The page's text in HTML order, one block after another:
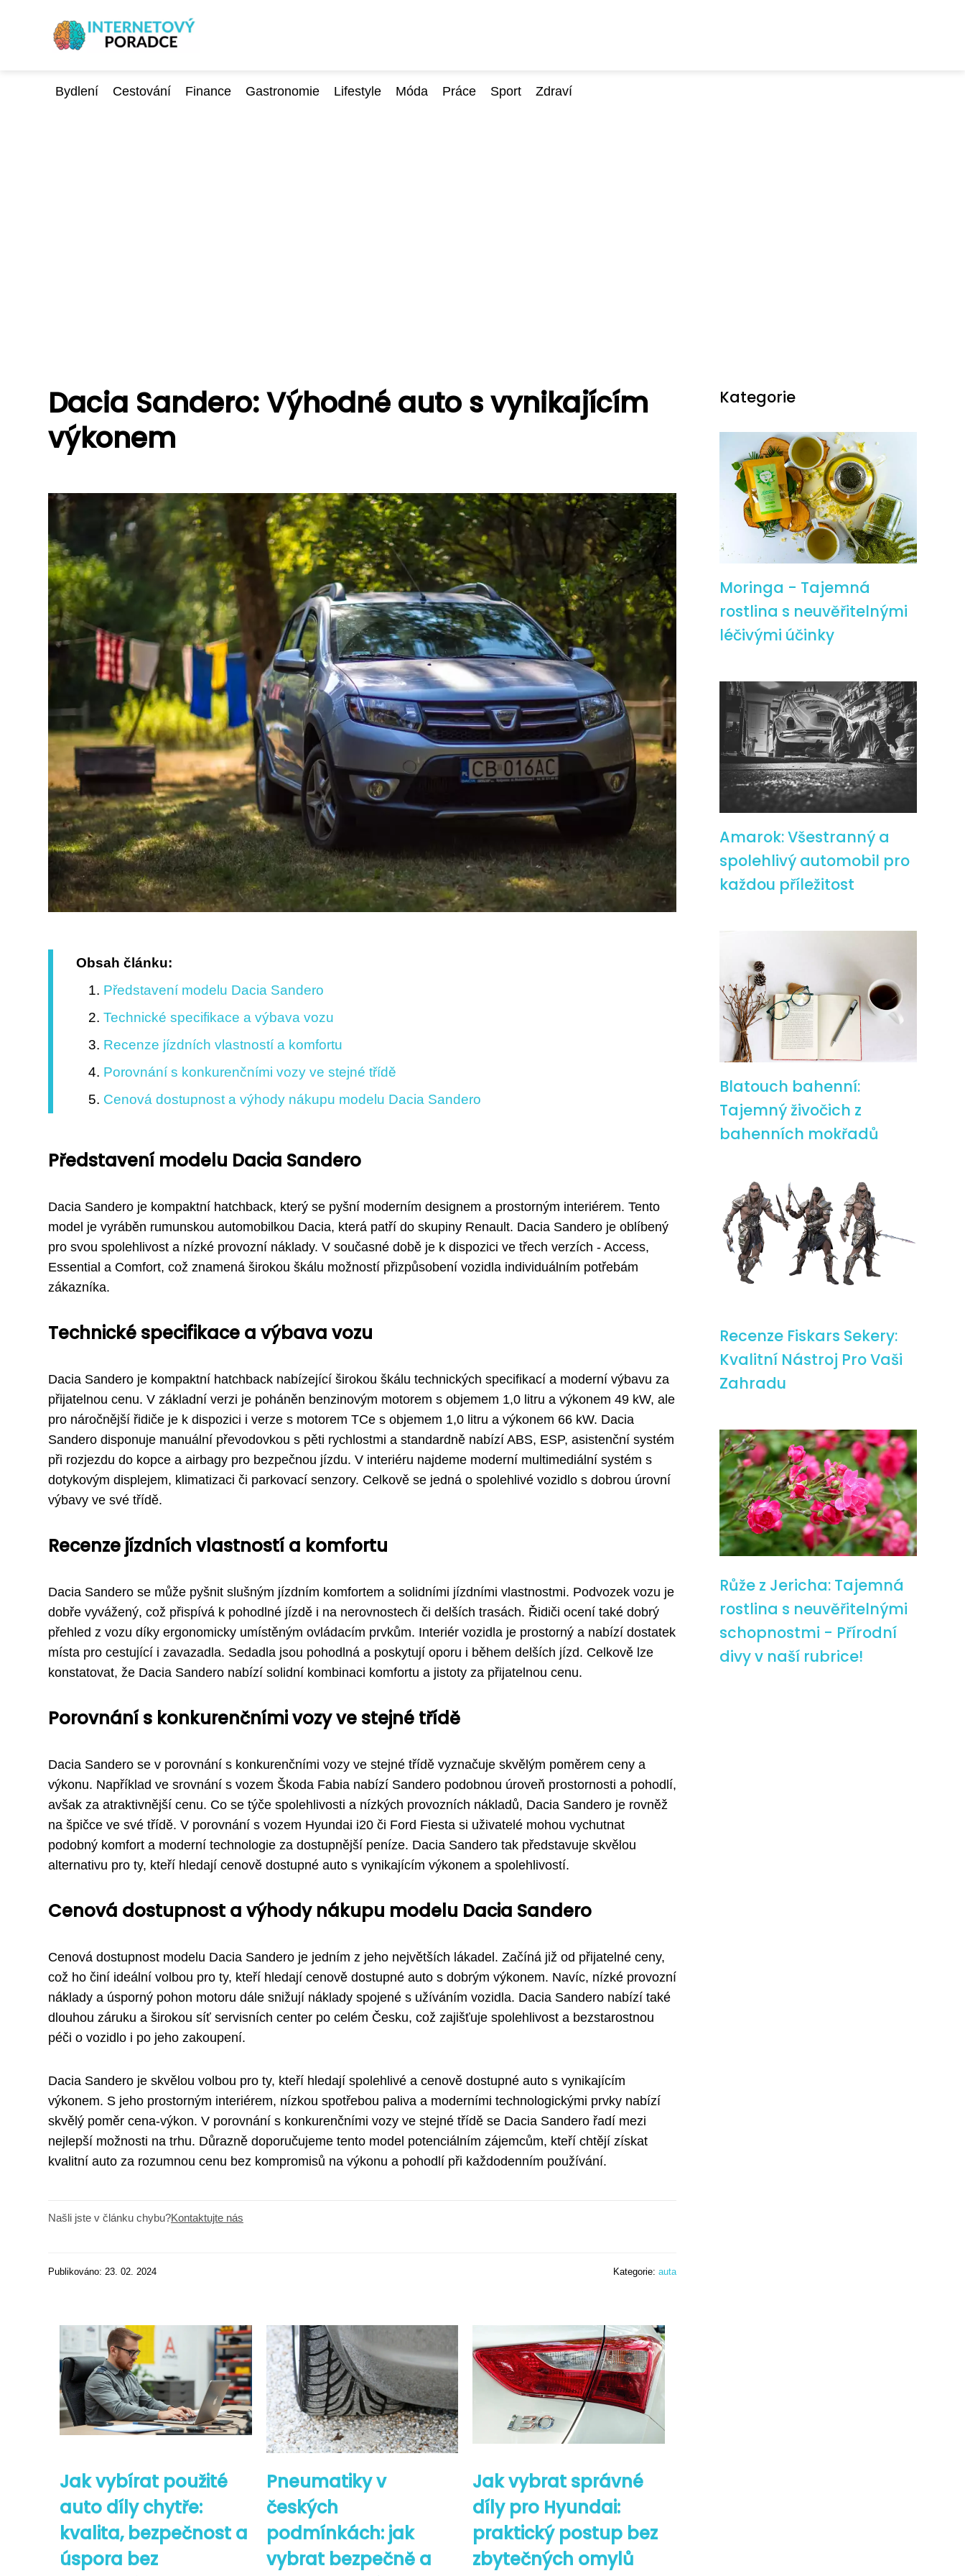
Bydlení Cestování Finance Gastronomie Lifestyle Móda Práce Sport Zdraví
Dacia Sandero: Výhodné auto s vynikajícím
výkonem
Obsah článku:
Představení modelu Dacia Sandero
Technické specifikace a výbava vozu
Recenze jízdních vlastností a komfortu
Porovnání s konkurenčními vozy ve stejné třídě
Cenová dostupnost a výhody nákupu modelu Dacia Sandero
Představení modelu Dacia Sandero
Dacia Sandero je kompaktní hatchback, který se pyšní moderním designem a prostorným interiérem. Tento
model je vyráběn rumunskou automobilkou Dacia, která patří do skupiny Renault. Dacia Sandero je oblíbený
pro svou spolehlivost a nízké provozní náklady. V současné době je k dispozici ve třech verzích - Access,
Essential a Comfort, což znamená širokou škálu možností přizpůsobení vozidla individuálním potřebám
zákazníka.
Technické specifikace a výbava vozu
Dacia Sandero je kompaktní hatchback nabízející širokou škálu technických specifikací a moderní výbavu za
přijatelnou cenu. V základní verzi je poháněn benzinovým motorem s objemem 1,0 litru a výkonem 49 kW, ale
pro náročnější řidiče je k dispozici i verze s motorem TCe s objemem 1,0 litru a výkonem 66 kW. Dacia
Sandero disponuje manuální převodovkou s pěti rychlostmi a standardně nabízí ABS, ESP, asistenční systém
při rozjezdu do kopce a airbagy pro bezpečnou jízdu. V interiéru najdeme moderní multimediální systém s
dotykovým displejem, klimatizaci či parkovací senzory. Celkově se jedná o spolehlivé vozidlo s dobrou úrovní
výbavy ve své třídě.
Recenze jízdních vlastností a komfortu
Dacia Sandero se může pyšnit slušným jízdním komfortem a solidními jízdními vlastnostmi. Podvozek vozu je
dobře vyvážený, což přispívá k pohodlné jízdě i na nerovnostech či delších trasách. Řidiči ocení také dobrý
přehled z vozu díky ergonomicky umístěným ovládacím prvkům. Interiér vozidla je prostorný a nabízí dostatek
místa pro cestující i zavazadla. Sedadla jsou pohodlná a poskytují oporu i během delších jízd. Celkově lze
konstatovat, že Dacia Sandero nabízí solidní kombinaci komfortu a jistoty za přijatelnou cenu.
Porovnání s konkurenčními vozy ve stejné třídě
Dacia Sandero se v porovnání s konkurenčními vozy ve stejné třídě vyznačuje skvělým poměrem ceny a
výkonu. Například ve srovnání s vozem Škoda Fabia nabízí Sandero podobnou úroveň prostornosti a pohodlí,
avšak za atraktivnější cenu. Co se týče spolehlivosti a nízkých provozních nákladů, Dacia Sandero je rovněž
na špičce ve své třídě. V porovnání s vozem Hyundai i20 či Ford Fiesta si uživatelé mohou vychutnat
podobný komfort a moderní technologie za dostupnější peníze. Dacia Sandero tak představuje skvělou
alternativu pro ty, kteří hledají cenově dostupné auto s vynikajícím výkonem a spolehlivostí.
Cenová dostupnost a výhody nákupu modelu Dacia Sandero
Cenová dostupnost modelu Dacia Sandero je jedním z jeho největších lákadel. Začíná již od přijatelné ceny,
což ho činí ideální volbou pro ty, kteří hledají cenově dostupné auto s dobrým výkonem. Navíc, nízké provozní
náklady a úsporný pohon motoru dále snižují náklady spojené s užíváním vozidla. Dacia Sandero nabízí také
dlouhou záruku a širokou síť servisních center po celém Česku, což zajišťuje spolehlivost a bezstarostnou
péči o vozidlo i po jeho zakoupení.
Dacia Sandero je skvělou volbou pro ty, kteří hledají spolehlivé a cenově dostupné auto s vynikajícím
výkonem. S jeho prostorným interiérem, nízkou spotřebou paliva a moderními technologickými prvky nabízí
skvělý poměr cena-výkon. V porovnání s konkurenčními vozy ve stejné třídě se Dacia Sandero řadí mezi
nejlepší možnosti na trhu. Důrazně doporučujeme tento model potenciálním zájemcům, kteří chtějí získat
kvalitní auto za rozumnou cenu bez kompromisů na výkonu a pohodlí při každodenním používání.
Našli jste v článku chybu?Kontaktujte nás
Publikováno: 23. 02. 2024 Kategorie: auta
Jak vybírat použité
auto díly chytře:
kvalita, bezpečnost a
úspora bez
Pneumatiky v
českých
podmínkách: jak
vybrat bezpečně a
Jak vybrat správné
díly pro Hyundai:
praktický postup bez
zbytečných omylů
Kategorie
Moringa - Tajemná
rostlina s neuvěřitelnými
léčivými účinky
Amarok: Všestranný a
spolehlivý automobil pro
každou příležitost
Blatouch bahenní:
Tajemný živočich z
bahenních mokřadů
Recenze Fiskars Sekery:
Kvalitní Nástroj Pro Vaši
Zahradu
Růže z Jericha: Tajemná
rostlina s neuvěřitelnými
schopnostmi - Přírodní
divy v naší rubrice!